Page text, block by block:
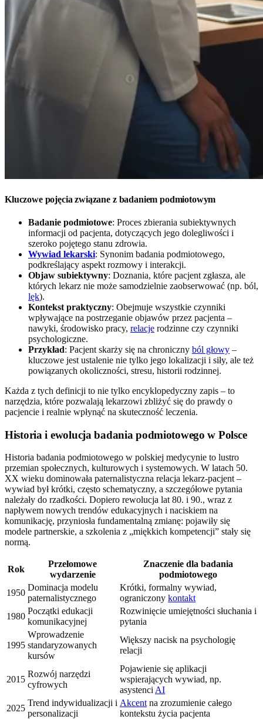
Kluczowe pojęcia związane z badaniem podmiotowym
Badanie podmiotowe: Proces zbierania subiektywnych
informacji od pacjenta, dotyczących jego dolegliwości i
szeroko pojętego stanu zdrowia.
Wywiad lekarski: Synonim badania podmiotowego,
podkreślający aspekt rozmowy i interakcji.
Objaw subiektywny: Doznania, które pacjent zgłasza, ale
których lekarz nie może samodzielnie zaobserwować (np. ból,
lęk).
Kontekst praktyczny: Obejmuje wszystkie czynniki
wpływające na postrzeganie objawów przez pacjenta –
nawyki, środowisko pracy, relacje rodzinne czy czynniki
psychologiczne.
Przykład: Pacjent skarży się na chroniczny ból głowy –
kluczowe jest ustalenie nie tylko jego lokalizacji i siły, ale też
powiązanych okoliczności, stresu, historii rodzinnej.
Każda z tych definicji to nie tylko encyklopedyczny zapis – to
narzędzia, które pozwalają lekarzowi zbliżyć się do prawdy o
pacjencie i realnie wpłynąć na skuteczność leczenia.
Historia i ewolucja badania podmiotowego w Polsce
Historia badania podmiotowego w polskiej medycynie to lustro
przemian społecznych, kulturowych i systemowych. W latach 50.
XX wieku dominowała paternalistyczna relacja lekarz-pacjent –
wywiad był krótki, często schematyczny, a szczegółowe pytania
należały do rzadkości. Dopiero rewolucja lat 80. i 90., wraz z
napływem nowych trendów edukacyjnych i naciskiem na
komunikację, przyniosła fundamentalną zmianę: pojawiły się
modele partnerskie, a szkolenia z „miękkich kompetencji” stały się
normą.
Rok
Przełomowe
wydarzenie
Znaczenie dla badania
podmiotowego
1950
Dominacja modelu
paternalistycznego
Krótki, formalny wywiad,
ograniczony kontakt
1980
Początki edukacji
komunikacyjnej
Rozwinięcie umiejętności słuchania i
pytania
1995
Wprowadzenie
standaryzowanych
kursów
Większy nacisk na psychologię
relacji
2015
Rozwój narzędzi
cyfrowych
Pojawienie się aplikacji
wspierających wywiad, np.
asystenci AI
2025
Trend indywidualizacji i
personalizacji
Akcent na zrozumienie całego
kontekstu życia pacjenta